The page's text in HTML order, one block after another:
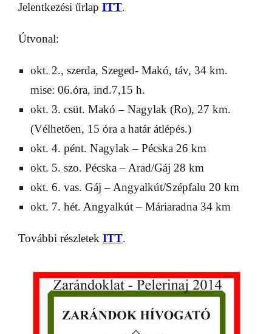
Jelentkezési űrlap ITT.
Útvonal:
okt. 2., szerda, Szeged- Makó, táv, 34 km.
mise: 06.óra, ind.7,15 h.
okt. 3. csüt. Makó – Nagylak (Ro), 27 km.
(Vélhetően, 15 óra a határ átlépés.)
okt. 4. pént. Nagylak – Pécska 26 km
okt. 5. szo. Pécska – Arad/Gáj 28 km
okt. 6. vas. Gáj – Angyalkút/Szépfalu 20 km
okt. 7. hét. Angyalkút – Máriaradna 34 km
További részletek ITT.